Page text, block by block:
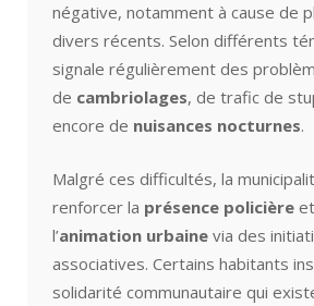
négative, notamment à cause de
divers récents. Selon différents
signale régulièrement des
de cambriolages, de trafic de
encore de nuisances nocturnes.
Malgré ces difficultés, la
renforcer la présence policière
l’animation urbaine via des
associatives. Certains habitants
solidarité communautaire qui